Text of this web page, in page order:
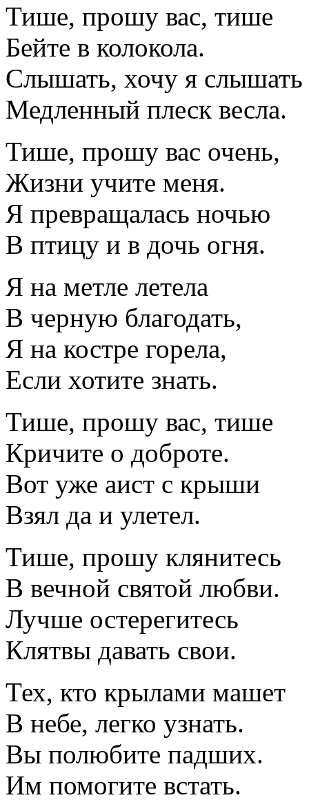
Тише, прошу вас, тише
Бейте в колокола.
Слышать, хочу я слышать
Медленный плеск весла.
Тише, прошу вас очень,
Жизни учите меня.
Я превращалась ночью
В птицу и в дочь огня.
Я на метле летела
В черную благодать,
Я на костре горела,
Если хотите знать.
Тише, прошу вас, тише
Кричите о доброте.
Вот уже аист с крыши
Взял да и улетел.
Тише, прошу клянитесь
В вечной святой любви.
Лучше остерегитесь
Клятвы давать свои.
Тех, кто крылами машет
В небе, легко узнать.
Вы полюбите падших.
Им помогите встать.